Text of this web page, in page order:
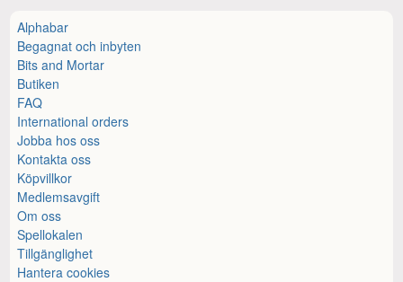
Alphabar
Begagnat och inbyten
Bits and Mortar
Butiken
FAQ
International orders
Jobba hos oss
Kontakta oss
Köpvillkor
Medlemsavgift
Om oss
Spellokalen
Tillgänglighet
Hantera cookies